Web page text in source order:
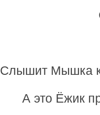
Слышит Мышка
А это Ёжик